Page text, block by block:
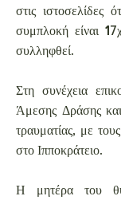
στις ιστοσελίδες
συμπλοκή είναι
συλληφθεί.
Στη συνέχεια
Άμεσης Δράσης
τραυματίας, με
στο Ιπποκράτειο.
Η μητέρα του